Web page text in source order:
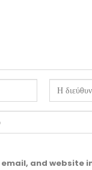
email, and website